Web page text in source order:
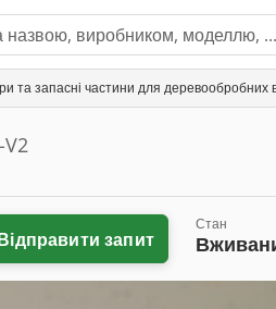
та запасні частини для деревообробних
запит
Стан